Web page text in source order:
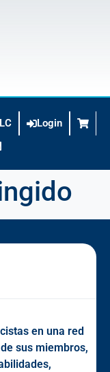
Login
en una red
sus miembros,